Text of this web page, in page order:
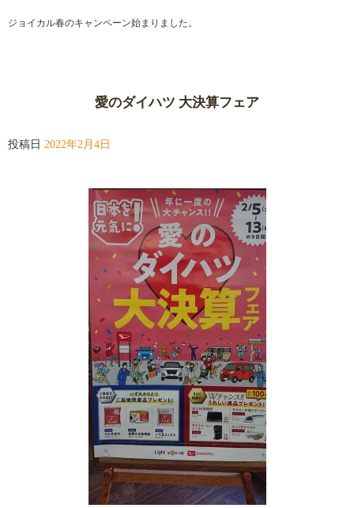
ジョイカル春のキャンペーン始まりました。
愛のダイハツ 大決算フェア
投稿日 2022年2月4日